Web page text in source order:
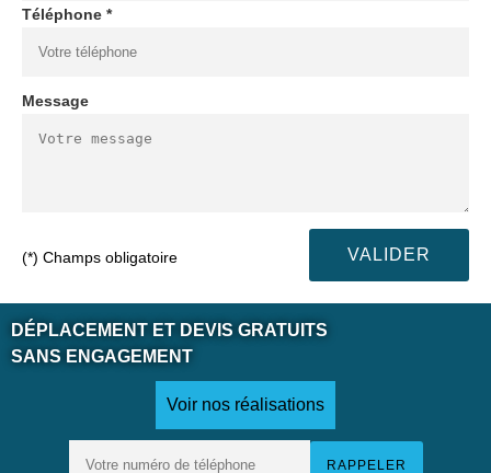
Téléphone *
Message
(*) Champs obligatoire
DÉPLACEMENT ET DEVIS GRATUITS
SANS ENGAGEMENT
Voir nos réalisations